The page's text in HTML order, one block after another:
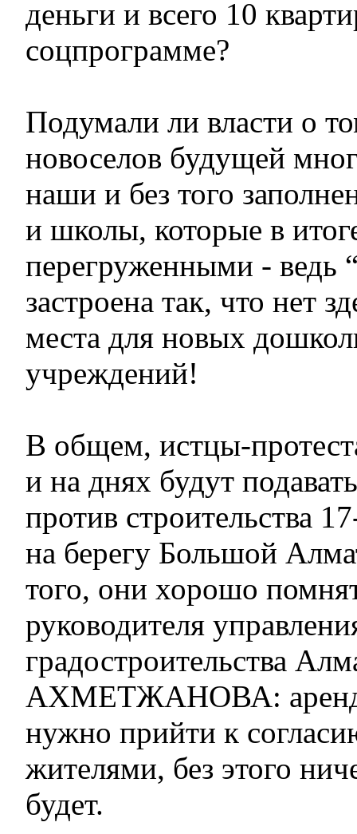
деньги и всего 10
соцпрограмме?
Подумали ли власти о
новоселов будущей
наши и без того
и школы, которые в
перегруженными - ведь
застроена так, что нет
места для новых
учреждений!
В общем, истцы-
и на днях будут
против строительства
на берегу Большой
того, они хорошо
руководителя
градостроительства
АХМЕТЖАНОВА:
нужно прийти к
жителями, без этого
будет.